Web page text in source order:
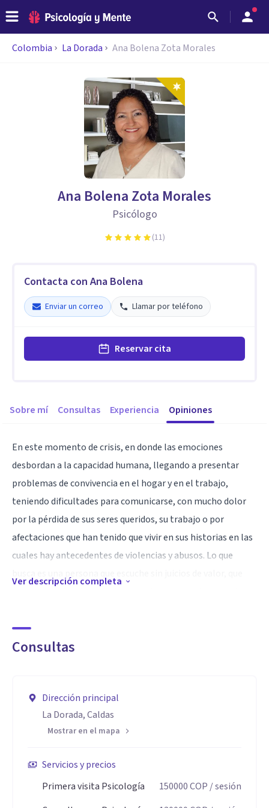
Colombia La Dorada Ana Bolena Zota Morales
Ana Bolena Zota Morales
Psicólogo
(11)
Contacta con Ana Bolena
Enviar un correo Llamar por teléfono
Reservar cita
Sobre mí Consultas Experiencia Opiniones
En este momento de crisis, en donde las emociones
desbordan a la capacidad humana, llegando a presentar
problemas de convivencia en el hogar y en el trabajo,
teniendo dificultades para comunicarse, con mucho dolor
por la pérdida de sus seres queridos, su trabajo o por
afectaciones que han tenido que vivir en sus historias en las
cuales hay antecedentes de violencias y abusos. Lo que
diferentes situaciones críticas que se viven en lo cotidiano.
psicológico y las herramientas de acompañamiento para
que la persona pueda ir recuperando su autonomía y
motivación para avanzar en su proyecto de vida, con gran
Aptitudes
Este es el momento y la oportunidad para conocerse y
Ver descripción completa
Consultas
Dirección principal
La Dorada, Caldas
Mostrar en el mapa
Servicios y precios
Primera visita Psicología
150000COP / sesión